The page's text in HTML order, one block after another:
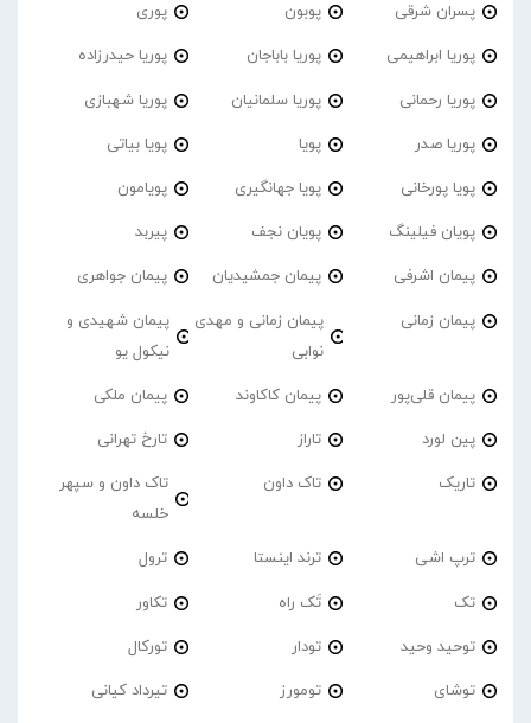
پسران شرقی پوبون پوری
پوریا ابراهیمی پوریا باباجان پوریا حیدرزاده
پوریا رحمانی پوریا سلمانیان پوریا شهبازی
پوریا صدر پویا پویا بیاتی
پویا پورخانی پویا جهانگیری پویامون
پویان فیلینگ پویان نجف پیربد
پیمان اشرفی پیمان جمشیدیان پیمان جواهری
پیمان زمانی
پیمان زمانی و مهدی
نوابی
پیمان شهیدی و
نیکول یو
پیمان قلی‌پور پیمان کاکاوند پیمان ملکی
پین لورد تاراز تارخ تهرانی
تاریک تاک داون
تاک داون و سپهر
خلسه
ترپ اشی ترند اینستا ترول
تک تَک راه تکاور
توحید وحید تودار تورکال
توشای تومورز تیرداد کیانی